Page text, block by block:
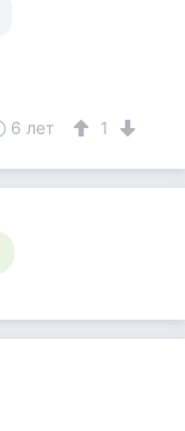
6 лет 1